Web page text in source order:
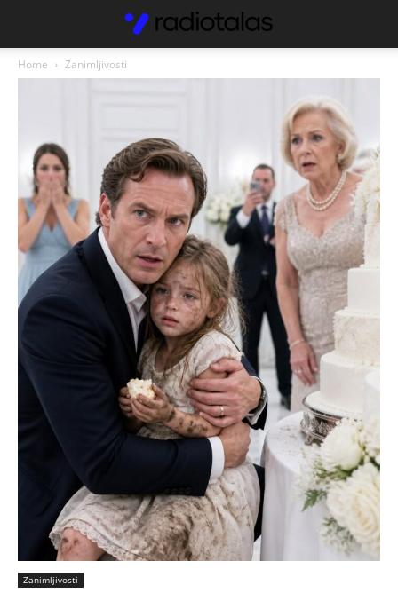
Home Zanimljivosti
Zanimljivosti